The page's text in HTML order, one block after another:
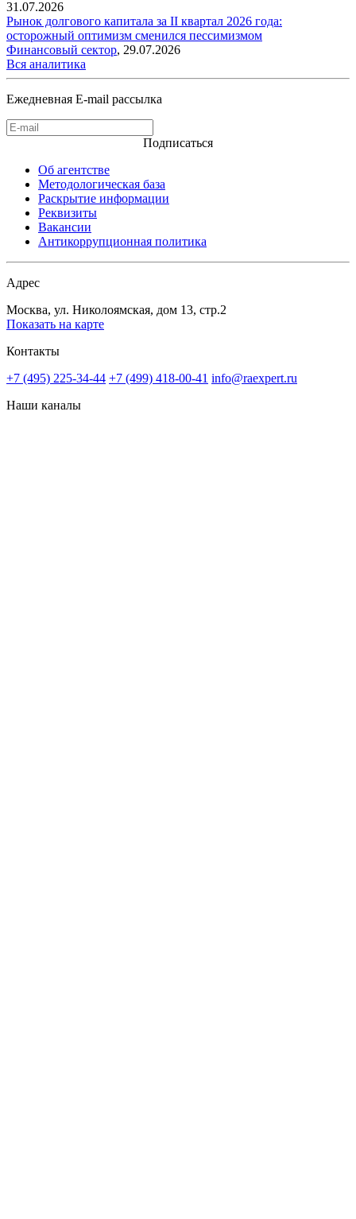
31.07.2026
Рынок долгового капитала за II квартал 2026 года:
осторожный оптимизм сменился пессимизмом
Финансовый сектор, 29.07.2026
Вся аналитика
Ежедневная E-mail рассылка
Подписаться
Об агентстве
Методологическая база
Раскрытие информации
Реквизиты
Вакансии
Антикоррупционная политика
Адрес
Москва, ул. Николоямская, дом 13, стр.2
Показать на карте
Контакты
+7 (495) 225-34-44 +7 (499) 418-00-41 info@raexpert.ru
Наши каналы